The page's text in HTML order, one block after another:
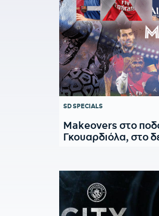
SD SPECIALS
Makeovers στο
Γκουαρδιόλα, στο